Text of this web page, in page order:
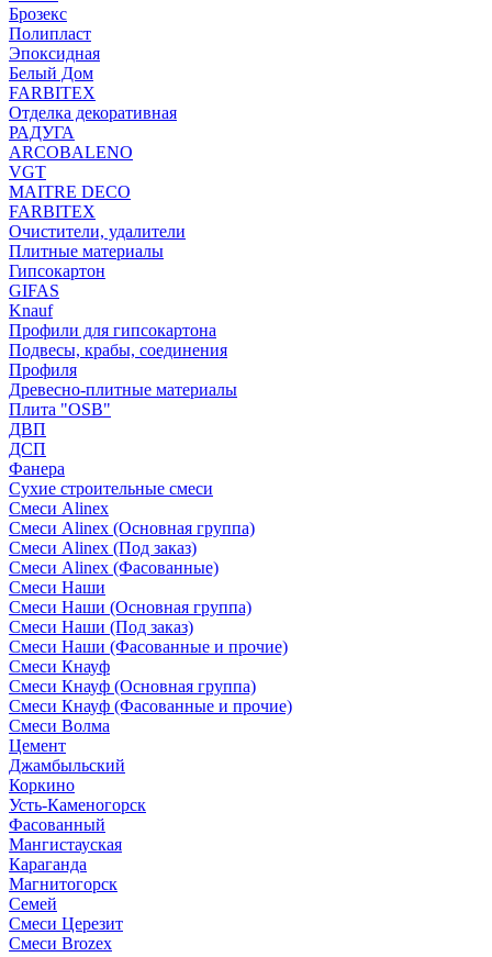
Брозекс
Полипласт
Эпоксидная
Белый Дом
FARBITEX
Отделка декоративная
РАДУГА
ARCOBALENO
VGT
MAITRE DECO
FARBITEX
Очистители, удалители
Плитные материалы
Гипсокартон
GIFAS
Knauf
Профили для гипсокартона
Подвесы, крабы, соединения
Профиля
Древесно-плитные материалы
Плита "OSB"
ДВП
ДСП
Фанера
Сухие строительные смеси
Смеси Alinex
Смеси Alinex (Основная группа)
Смеси Alinex (Под заказ)
Смеси Alinex (Фасованные)
Смеси Наши
Смеси Наши (Основная группа)
Смеси Наши (Под заказ)
Смеси Наши (Фасованные и прочие)
Смеси Кнауф
Смеси Кнауф (Основная группа)
Смеси Кнауф (Фасованные и прочие)
Смеси Волма
Цемент
Джамбыльский
Коркино
Усть-Каменогорск
Фасованный
Мангистауская
Караганда
Магнитогорск
Семей
Смеси Церезит
Смеси Brozex